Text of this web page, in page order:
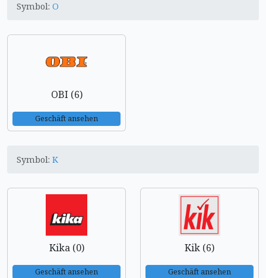
Symbol: O
OBI (6)
Geschäft ansehen
Symbol: K
Kika (0)
Geschäft ansehen
Kik (6)
Geschäft ansehen